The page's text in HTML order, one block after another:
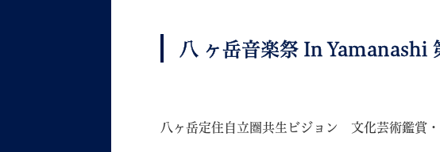
ム
くらしの情報
八 ヶ岳音楽祭 In Yamanashi
八ヶ岳定住自立圏共生ビジョン 文化芸術鑑賞